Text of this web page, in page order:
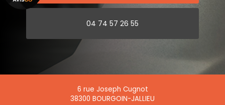
04 74 57 26 55
6 rue Joseph Cugnot
38300 BOURGOIN-JALLIEU